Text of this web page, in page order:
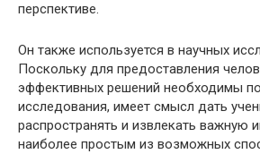
перспективе.
Он также используется в научных
Поскольку для предоставления
эффективных решений необходимы
исследования, имеет смысл дать
распространять и извлекать важную
наиболее простым из возможных